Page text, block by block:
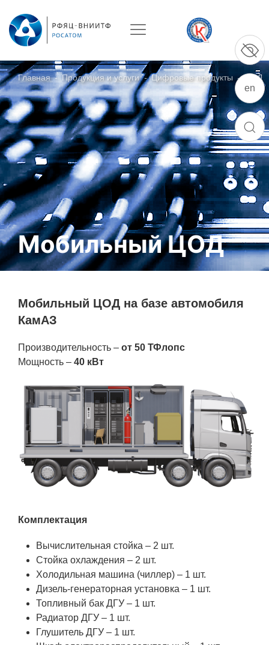
О ПРЕДПРИЯТИИ
О РФЯЦ – ВНИИТФ
Руководство
Стратегия
История РФЯЦ – ВНИИТФ
История филиала ВНИИТФ – ВЭИ
Контакты
НАУКА
Фундаментальные и прикладные
исследования
Экспериментальная база
Забабахинские научные чтения
Семинар «Радиационная физика
металлов и сплавов»
Аспирантура
Премии молодым ученым
Семинар «Моделирование технологий
ЯТЦ»
Препринты
Зимняя школа по физике высоких
плотностей энергий
Молодежная научно-техническая
конференция «Исследования.
ПОИСК
Главная - Продукция и услуги - Цифровые продукты - ЦОД
Мобильный ЦОД
Мобильный ЦОД на базе автомобиля
КамАЗ
Производительность – от 50 ТФлопс
Мощность – 40 кВт
Комплектация
Вычислительная стойка – 2 шт.
Стойка охлаждения – 2 шт.
Холодильная машина (чиллер) – 1 шт.
Дизель-генераторная установка – 1 шт.
Топливный бак ДГУ – 1 шт.
Радиатор ДГУ – 1 шт.
Глушитель ДГУ – 1 шт.
en